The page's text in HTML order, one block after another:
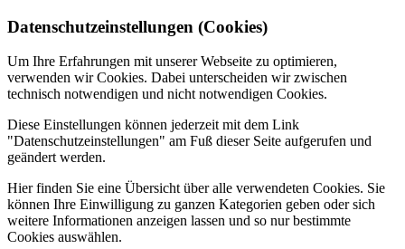
Datenschutzeinstellungen (Cookies)
Um Ihre Erfahrungen mit unserer Webseite zu optimieren,
verwenden wir Cookies. Dabei unterscheiden wir zwischen
technisch notwendigen und nicht notwendigen Cookies.
Diese Einstellungen können jederzeit mit dem Link
"Datenschutzeinstellungen" am Fuß dieser Seite aufgerufen und
geändert werden.
Hier finden Sie eine Übersicht über alle verwendeten Cookies. Sie
können Ihre Einwilligung zu ganzen Kategorien geben oder sich
weitere Informationen anzeigen lassen und so nur bestimmte
Cookies auswählen.